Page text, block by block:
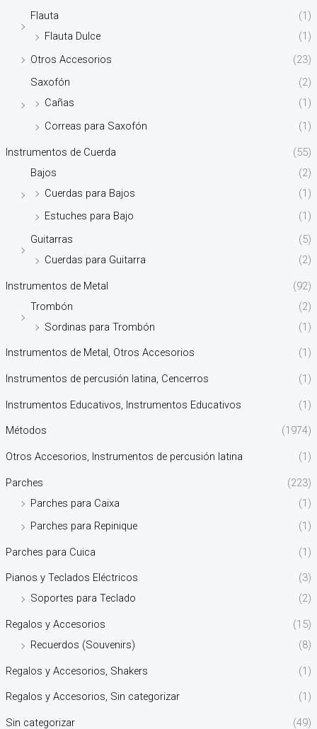
Flauta
(1)
Flauta Dulce
(1)
Otros Accesorios
(23)
Saxofón
(2)
Cañas
(1)
Correas para Saxofón
(1)
Instrumentos de Cuerda
(55)
Bajos
(2)
Cuerdas para Bajos
(1)
Estuches para Bajo
(1)
Guitarras
(5)
Cuerdas para Guitarra
(2)
Instrumentos de Metal
(92)
Trombón
(2)
Sordinas para Trombón
(1)
Instrumentos de Metal, Otros Accesorios (1)
Instrumentos de percusión latina, Cencerros (1)
Instrumentos Educativos, Instrumentos Educativos (1)
Métodos (1974)
Otros Accesorios, Instrumentos de percusión latina (1)
Parches
(223)
Parches para Caixa
(1)
Parches para Repinique
(1)
Parches para Cuica (1)
Pianos y Teclados Eléctricos
(3)
Soportes para Teclado
(2)
Regalos y Accesorios
(15)
Recuerdos (Souvenirs)
(8)
Regalos y Accesorios, Shakers (1)
Regalos y Accesorios, Sin categorizar (1)
Sin categorizar
(49)